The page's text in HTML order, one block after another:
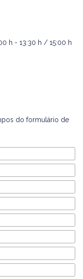
h - 13:30 h / 15:00 h
do formulário de